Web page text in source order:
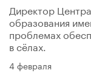
Директор
образования
проблемах
в сёлах.
4 февраля